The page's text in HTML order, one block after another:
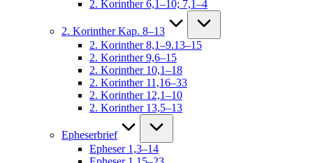
2. Korinther 6,1–10; 7,1–4
2. Korinther Kap. 8–13
2. Korinther 8,1–9.13–15
2. Korinther 9,6–15
2. Korinther 10,1–18
2. Korinther 11,16–33
2. Korinther 12,1–10
2. Korinther 13,5–13
Epheserbrief
Epheser 1,3–14